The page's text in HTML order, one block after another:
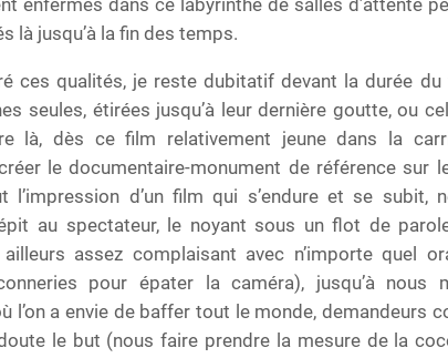
enfermés dans ce labyrinthe de salles d’attente
là jusqu’à la fin des temps.
ces qualités, je reste dubitatif devant la durée
seules, étirées jusqu’à leur dernière goutte, ou
là, dès ce film relativement jeune dans la
le documentaire-monument de référence sur
l’impression d’un film qui s’endure et se subit,
au spectateur, le noyant sous un flot de
assez complaisant avec n’importe quel
pour épater la caméra), jusqu’à nous
l’on a envie de baffer tout le monde, demandeurs
le but (nous faire prendre la mesure de la